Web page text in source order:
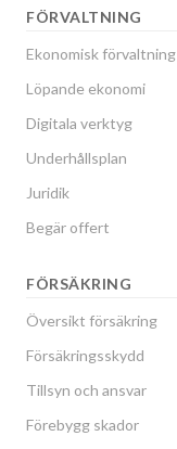
FÖRVALTNING
Ekonomisk förvaltning
Löpande ekonomi
Digitala verktyg
Underhållsplan
Juridik
Begär offert
FÖRSÄKRING
Översikt försäkring
Försäkringsskydd
Tillsyn och ansvar
Förebygg skador